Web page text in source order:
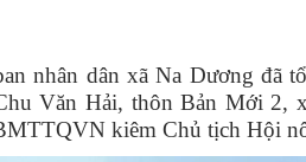
nhân dân xã Na Dương đã
Văn Hải, thôn Bản Mới 2,
kiêm Chủ tịch Hội